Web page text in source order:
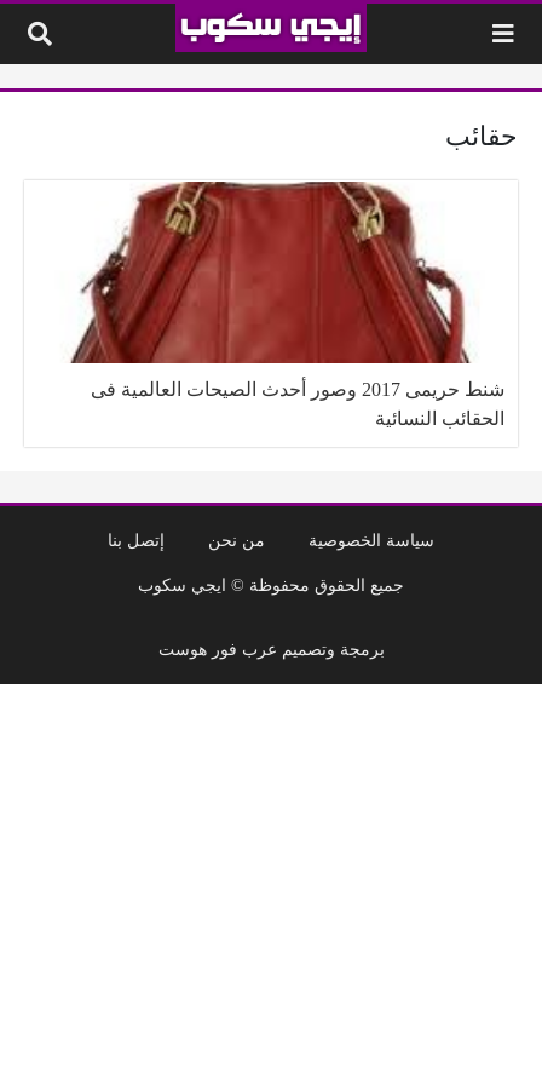
حقائب
شنط حريمى 2017 وصور أحدث الصيحات العالمية فى
الحقائب النسائية
سياسة الخصوصية من نحن إتصل بنا
جميع الحقوق محفوظة © ايجي سكوب
برمجة وتصميم عرب فور هوست